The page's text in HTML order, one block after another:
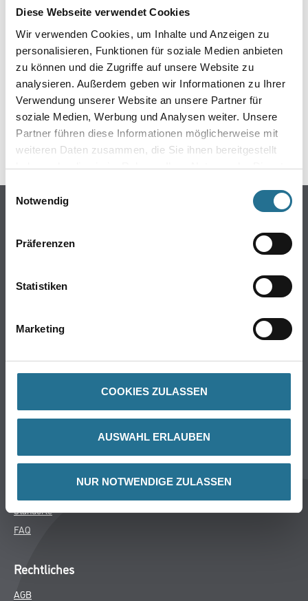
Diese Webseite verwendet Cookies
Wir verwenden Cookies, um Inhalte und Anzeigen zu
personalisieren, Funktionen für soziale Medien anbieten
zu können und die Zugriffe auf unsere Website zu
analysieren. Außerdem geben wir Informationen zu Ihrer
Verwendung unserer Website an unsere Partner für
soziale Medien, Werbung und Analysen weiter. Unsere
Partner führen diese Informationen möglicherweise mit
weiteren Daten zusammen, die Sie ihnen bereitgestellt
haben oder die sie im Rahmen Ihrer Nutzung der Dienste
Einwilligungsauswahl
Notwendig
Präferenzen
Statistiken
Marketing
COOKIES ZULASSEN
AUSWAHL ERLAUBEN
NUR NOTWENDIGE ZULASSEN
IST AUFGETRETEN
Keine Sorge, wir pinseln schon an der Lösung und
werden das Problem so schnell wie möglich beheben.
Erkunden Sie in der Zwischenzeit unseren Online-Shop
und lassen Sie sich inspirieren.
ZURÜCK ZUM ONLINE-SHOP
Online-Shop
Putze- und Spachtelmassen
Wand- & Deckenbeläge
Winkler & Gräbner
Services
Standorte
FAQ
Rechtliches
AGB